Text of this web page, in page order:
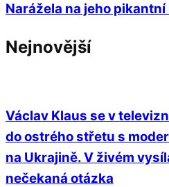
Narážela na jeho
Nejnovější
Václav Klaus se v
do ostrého střetu s
na Ukrajině. V živém
nečekaná otázka